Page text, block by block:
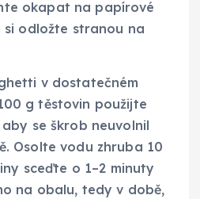
okapat na papírové
si odložte stranou na
v dostatečném
g těstovin použijte
se škrob neuvolnil
Osolte vodu zhruba 10
sceďte o 1–2 minuty
na obalu, tedy v době,